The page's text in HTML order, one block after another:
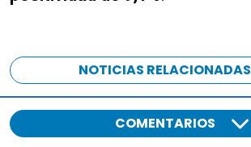
NOTICIAS RELACIONADAS
COMENTARIOS